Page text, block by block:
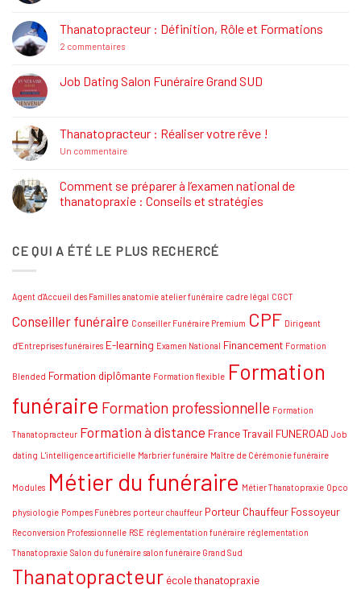
La
Réglementation
Funéraire
Thanatopracteur : Définition, Rôle et Formations
2 commentairessur
Définition,
Rôle
Job Dating Salon Funéraire Grand SUD
Job
Dating
Salon
SUD
Thanatopracteur : Réaliser votre rêve !
Un commentairesur
Réaliser
votre
rêve
Comment se préparer à l’examen national de
thanatopraxie : Conseils et stratégies
Comment
se
national
thanatopraxie
Conseils
CE QUI A ÉTÉ LE PLUS RECHERCÉ
Agent d'Accueil des Familles anatomie atelier funéraire cadre légal CGCT
Conseiller funéraire Conseiller Funéraire Premium CPF Dirigeant
d'Entreprises funéraires E-learning Examen National Financement Formation
Blended Formation diplômante Formation flexible Formation
funéraire Formation professionnelle Formation
Thanatopracteur Formation à distance France Travail FUNEROAD Job
dating L'intelligence artificielle Marbrier funéraire Maître de Cérémonie funéraire
Modules Métier du funéraire Métier Thanatopraxie Opco
physiologie Pompes Funèbres porteur chauffeur Porteur Chauffeur Fossoyeur
Reconversion Professionnelle RSE réglementation funéraire réglementation
Thanatopraxie Salon du funéraire salon funéraire Grand Sud
Thanatopracteur école thanatopraxie